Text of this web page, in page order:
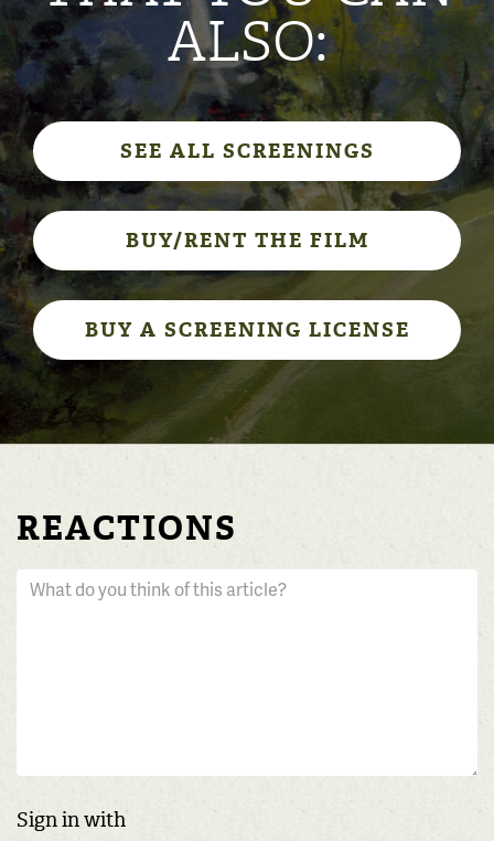
ALSO:
SEE ALL SCREENINGS
BUY/RENT THE FILM
BUY A SCREENING LICENSE
REACTIONS
Sign in with